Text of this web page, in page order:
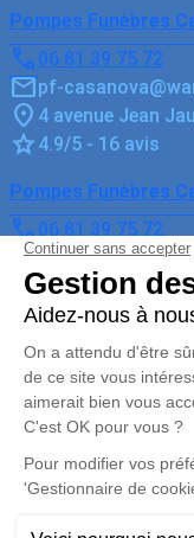
Pompes Funèbres
06 81 39 75 72
pf-
4 avenue Jean
4.9/5 - 16 avis
Pompes Funèbres
06 81 39 75 72
pf-
5, Avenue de
5/5 - 37 avis
Nos Services
Organiser des
Monuments
Services aux familles